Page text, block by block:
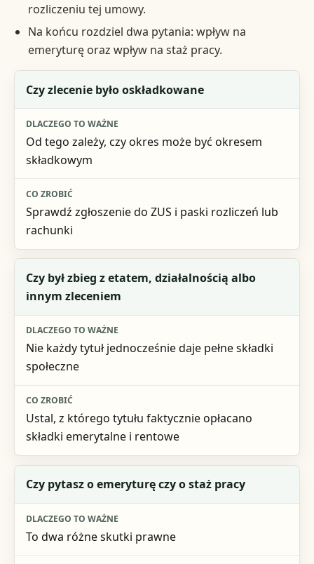
rozliczeniu tej umowy.
Na końcu rozdziel dwa pytania: wpływ na
emeryturę oraz wpływ na staż pracy.
Co sprawdzasz
Dlaczego to ważne
Co zrobić
Czy zlecenie było oskładkowane
Od tego zależy, czy okres może być okresem
składkowym
Sprawdź zgłoszenie do ZUS i paski rozliczeń lub
rachunki
Czy był zbieg z etatem, działalnością albo
innym zleceniem
Nie każdy tytuł jednocześnie daje pełne składki
społeczne
Ustal, z którego tytułu faktycznie opłacano
składki emerytalne i rentowe
Czy pytasz o emeryturę czy o staż pracy
To dwa różne skutki prawne